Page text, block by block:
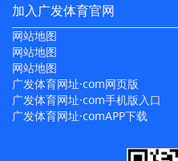
加入广发体育官网
网站地图
网站地图
网站地图
广发体育网址·com网页版
广发体育网址·com手机版入口
广发体育网址·comAPP下载